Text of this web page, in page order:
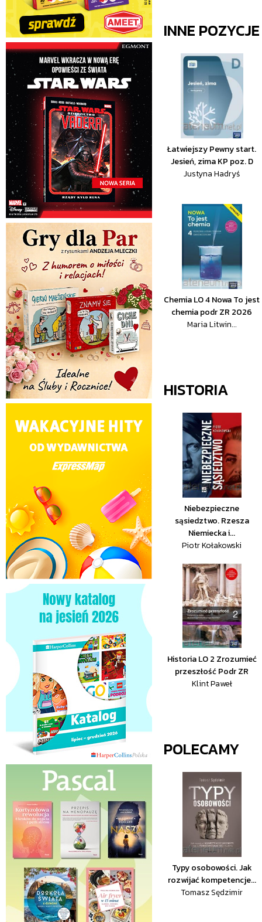
INNE
Łatwiejszy Pewny start.
Jesień, zima KP poz. D
Justyna Hadryś
Chemia LO 4 Nowa To jest
chemia podr ZR 2026
Maria Litwin...
HISTORIA
Niebezpieczne
sąsiedztwo. Rzesza
Niemiecka i...
Piotr Kołakowski
Historia LO 2 Zrozumieć
przeszłość Podr ZR
Klint Paweł
POLECAMY
Typy osobowości. Jak
rozwijać kompetencje...
Tomasz Sędzimir